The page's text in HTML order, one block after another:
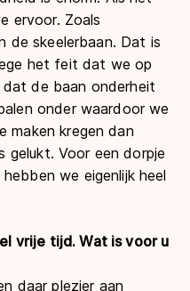
ervoor. Zoals
de skeelerbaan. Dat is
het feit dat we op
de baan onderheit
onder waardoor we
maken kregen dan
gelukt. Voor een dorpje
we eigenlijk heel
vrije tijd. Wat is voor u
daar plezier aan